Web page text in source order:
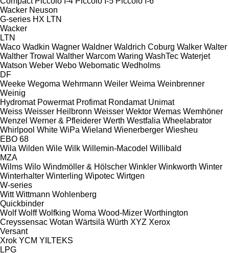
Wacker Neuson
G-series HX LTN
Wacker
LTN
Waco Wadkin Wagner Waldner Waldrich Coburg Walker Walter
Walther Trowal Walther Warcom Waring WashTec Waterjet
Watson Weber Webo Webomatic Wedholms
DF
Weeke Wegoma Wehrmann Weiler Weima Weinbrenner
Weinig
Hydromat Powermat Profimat Rondamat Unimat
Weiss Weisser Heilbronn Weisser Wektor Wemas Wemhöner
Wenzel Werner & Pfleiderer Werth Westfalia Wheelabrator
Whirlpool White WiPa Wieland Wienerberger Wiesheu
EBO 68
Wila Wilden Wile Wilk Willemin-Macodel Willibald
MZA
Wilms Wilo Windmöller & Hölscher Winkler Winkworth Winter
Winterhalter Winterling Wipotec Wirtgen
W-series
Witt Wittmann Wohlenberg
Quickbinder
Wolf Wolff Wolfking Woma Wood-Mizer Worthington
Creyssensac Wotan Wärtsilä Würth XYZ Xerox
Versant
Xrok YCM YILTEKS
LPG